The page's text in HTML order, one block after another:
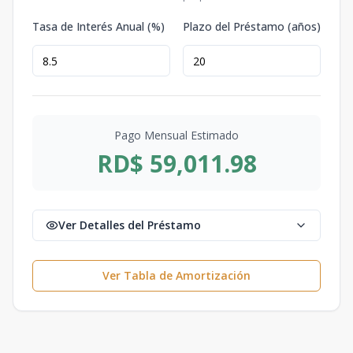
Tasa de Interés Anual (%) Plazo del Préstamo (años)
Pago Mensual Estimado
RD$ 59,011.98
Ver Detalles del Préstamo
Ver Tabla de Amortización